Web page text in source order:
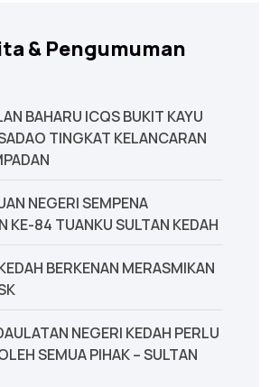
& Pengumuman
BAHARU ICQS BUKIT KAYU
TINGKAT KELANCARAN
NEGERI SEMPENA
KE-84 TUANKU SULTAN KEDAH
BERKENAN MERASMIKAN
NEGERI KEDAH PERLU
SEMUA PIHAK – SULTAN